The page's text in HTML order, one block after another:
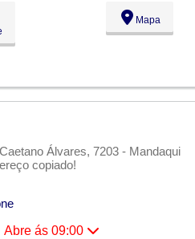
Mapa
Álvares, 7203 - Mandaqui
copiado!
Abre ás 09:00